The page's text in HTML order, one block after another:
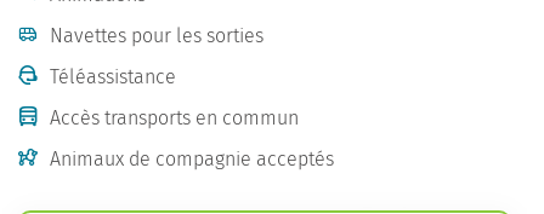
Navettes pour les sorties
Téléassistance
Accès transports en commun
Animaux de compagnie acceptés